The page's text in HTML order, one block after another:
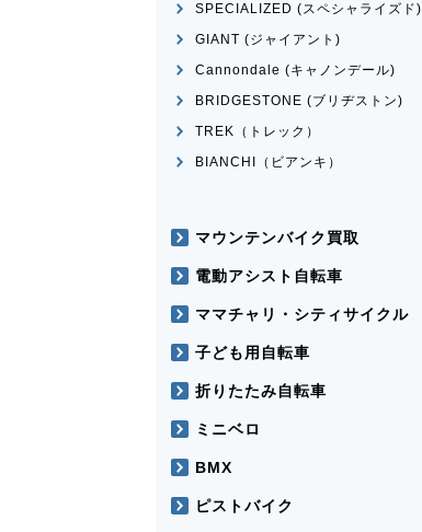
SPECIALIZED (スペシャライズド)
GIANT (ジャイアント)
Cannondale (キャノンデール)
BRIDGESTONE (ブリヂストン)
TREK（トレック）
BIANCHI（ビアンキ）
マウンテンバイク買取
電動アシスト自転車
ママチャリ・シティサイクル
子ども用自転車
折りたたみ自転車
ミニベロ
BMX
ピストバイク